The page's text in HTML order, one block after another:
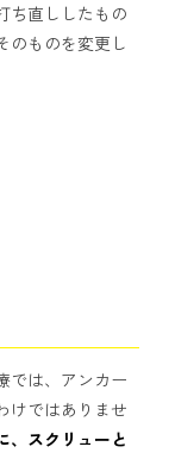
ち直ししたもの
のものを変更し
では、アンカー
けではありませ
、スクリューと